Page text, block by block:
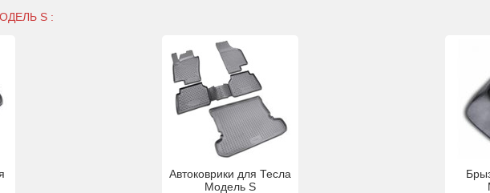
S :
Автоковрики для Тесла
Модель S